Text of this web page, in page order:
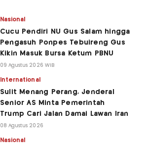
Nasional
Cucu Pendiri NU Gus Salam hingga
Pengasuh Ponpes Tebuireng Gus
Kikin Masuk Bursa Ketum PBNU
09 Agustus 2026 WIB
International
Sulit Menang Perang, Jenderal
Senior AS Minta Pemerintah
Trump Cari Jalan Damai Lawan Iran
08 Agustus 2026
Nasional